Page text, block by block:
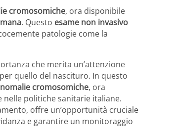
cromosomiche, ora disponibile
. Questo esame non invasivo
patologie come la
che merita un’attenzione
quello del nascituro. In questo
cromosomiche, ora
politiche sanitarie italiane.
offre un’opportunità cruciale
e garantire un monitoraggio